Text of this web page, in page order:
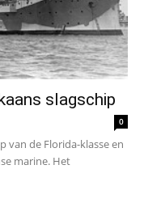
slagschip
0
van de Florida-klasse en
marine. Het